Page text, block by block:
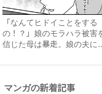
「なんてヒドイことをする
の！？」娘のモラハラ被害
信じた母は暴走。娘の夫に
マンガの新着記事